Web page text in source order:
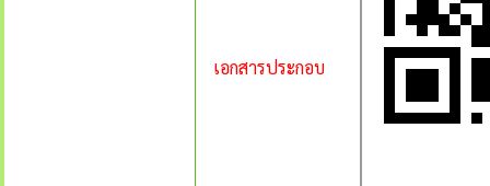
เอกสารประกอบ